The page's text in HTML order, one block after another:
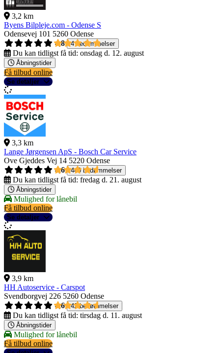
3,2 km
Byens Bilpleje.com - Odense S
Odensevej 101 5260 Odense
4,8
4 bedømmelser
Du kan tidligst få tid: onsdag d. 12. august
Åbningstider
Få tilbud online
Se detaljer
3,3 km
Lange Jørgensen ApS - Bosch Car Service
Ove Gjeddes Vej 14 5220 Odense
4,6
440 bedømmelser
Du kan tidligst få tid: fredag d. 21. august
Åbningstider
Mulighed for lånebil
Få tilbud online
Se detaljer
3,9 km
HH Autoservice - Carspot
Svendborgvej 226 5260 Odense
4,6
42 bedømmelser
Du kan tidligst få tid: tirsdag d. 11. august
Åbningstider
Mulighed for lånebil
Få tilbud online